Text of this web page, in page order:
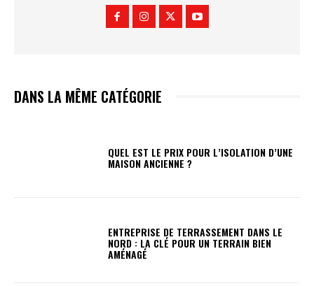
DANS LA MÊME CATÉGORIE
QUEL EST LE PRIX POUR L’ISOLATION D’UNE
MAISON ANCIENNE ?
ENTREPRISE DE TERRASSEMENT DANS LE
NORD : LA CLÉ POUR UN TERRAIN BIEN
AMÉNAGÉ